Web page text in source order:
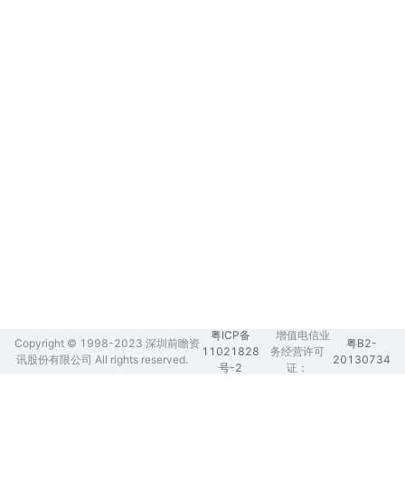
Copyright © 1998-2023 深圳前瞻资
讯股份有限公司 All rights reserved.
粤ICP备
11021828
号-2
增值电信业
务经营许可
证：
粤B2-
20130734